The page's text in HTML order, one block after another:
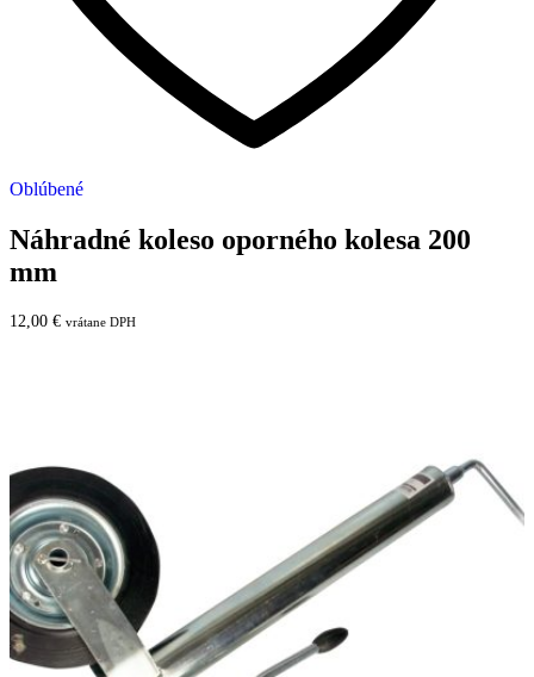
Oblúbené
Náhradné koleso oporného kolesa 200
mm
12,00 € vrátane DPH